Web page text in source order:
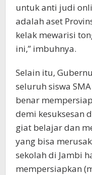
untuk anti judi
adalah aset
kelak mewarisi
ini,” imbuhnya.
Selain itu,
seluruh siswa
benar
demi kesuksesan
giat belajar dan
yang bisa
sekolah di Jambi
mempersiapkan